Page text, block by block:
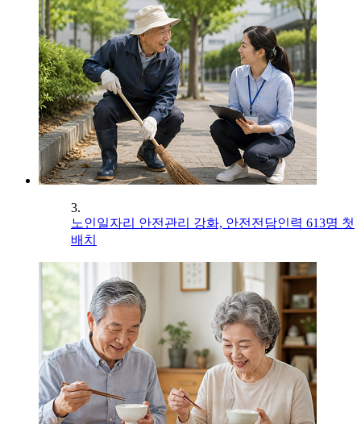
3.
노인일자리 안전관리 강화, 안전전담인력 613명 첫
배치